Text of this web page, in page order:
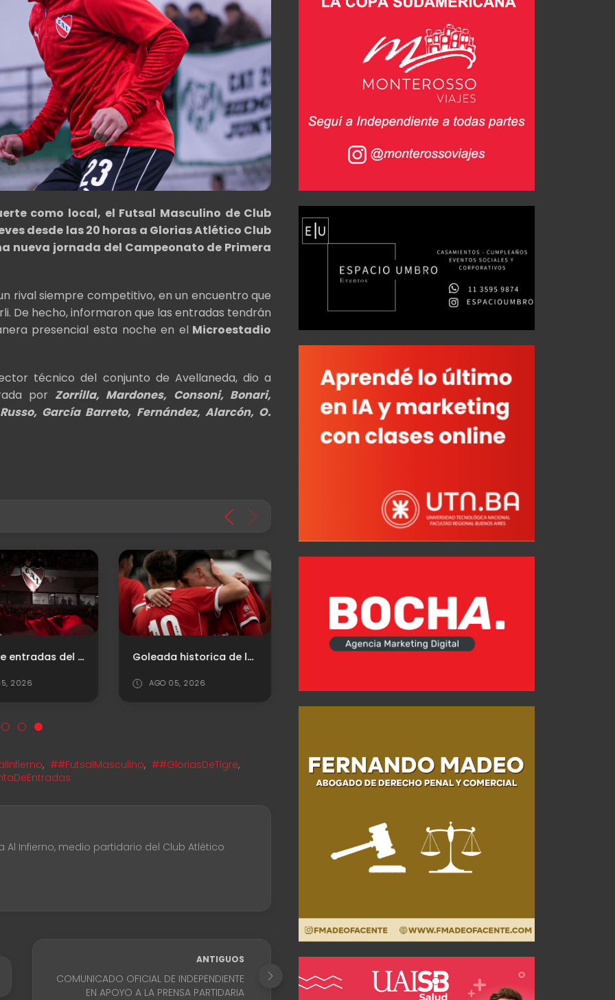
como local, el Futsal Masculino de Club
desde las 20 horas a Glorias Atlético Club
nueva jornada del Campeonato de Primera
rival siempre competitivo, en un encuentro que
De hecho, informaron que las entradas tendrán
presencial esta noche en el Microestadio
técnico del conjunto de Avellaneda, dio a
por Zorrilla, Mardones, Consoni, Bonari,
García Barreto, Fernández, Alarcón, O.
Venta de entradas del "Rojo" vs. Platense
2026
Goleada historica de la reserva
AGO 05, 2026
, ##FutsalMasculino, ##GloriasDeTigre,
Al Infierno, medio partidario del Club Atlético
ANTIGUOS
COMUNICADO OFICIAL DE INDEPENDIENTE
EN APOYO A LA PRENSA PARTIDARIA